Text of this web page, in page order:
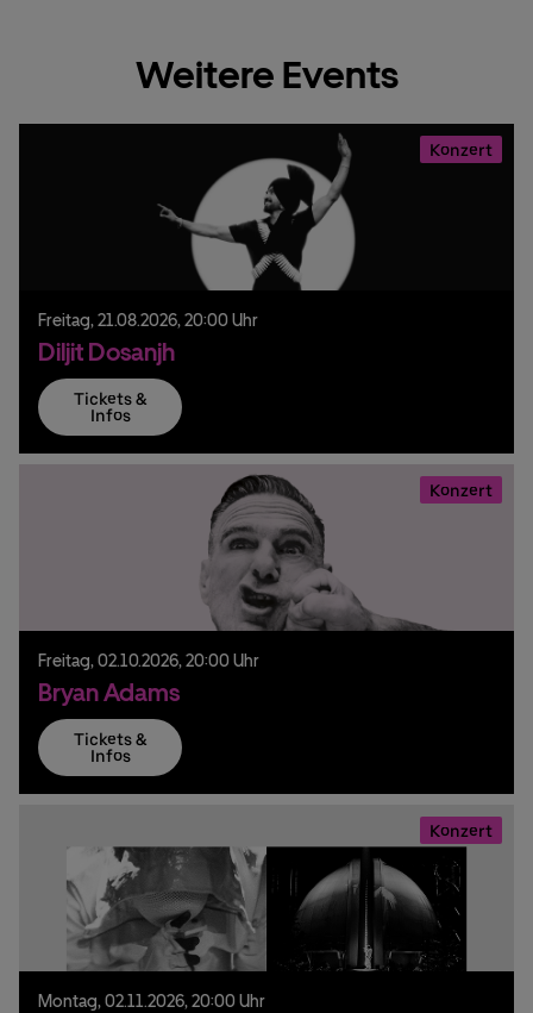
Weitere Events
Konzert
Freitag,21.08.2026,20:00 Uhr
Diljit Dosanjh
Tickets &
Infos
Konzert
Freitag,02.10.2026,20:00 Uhr
Bryan Adams
Tickets &
Infos
Konzert
Montag,02.11.2026,20:00 Uhr